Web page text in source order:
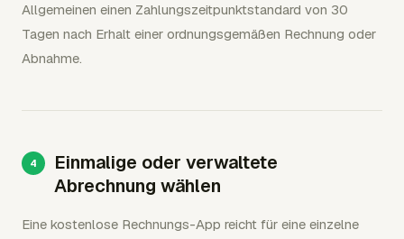
Allgemeinen einen Zahlungszeitpunktstandard von 30
Tagen nach Erhalt einer ordnungsgemäßen Rechnung oder
Abnahme.
Einmalige oder verwaltete
Abrechnung wählen
Eine kostenlose Rechnungs-App reicht für eine einzelne